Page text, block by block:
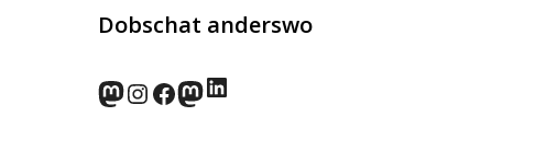
Dobschat anderswo
norden.social
Instagram
Facebook
wp-punks.social
LinkedIn